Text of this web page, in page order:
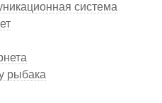
система
рыбака